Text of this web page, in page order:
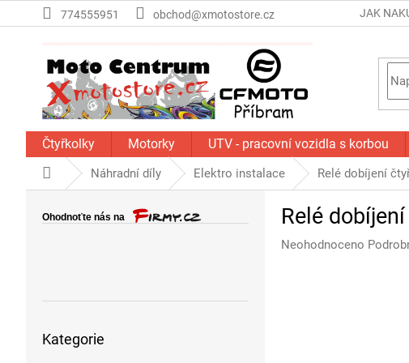
na
774555951 obchod@xmotostore.cz JAK
Čtyřkolky Motorky UTV - pracovní vozidla s korbou
Domů Náhradní díly Elektro instalace Relé dobíjení
kategorie
Kategorie
Relé
Průměrné
Neohodnoceno